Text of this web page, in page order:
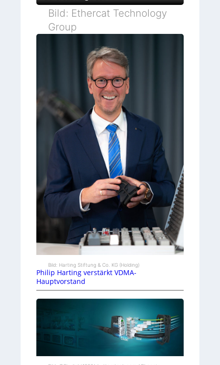
Bild: Ethercat Technology
Group
Bild: Harting Stiftung & Co. KG (Holding)
Philip Harting verstärkt VDMA-
Hauptvorstand